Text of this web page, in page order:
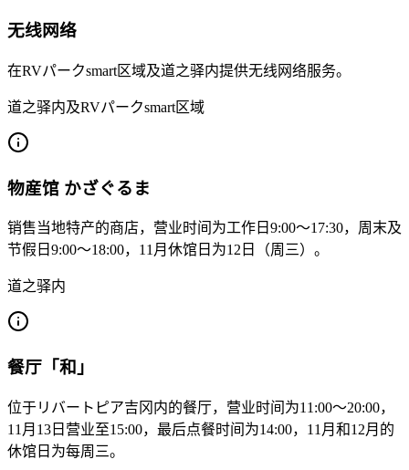
无线网络
在RVパークsmart区域及道之驿内提供无线网络服务。
道之驿内及RVパークsmart区域
物産馆 かざぐるま
销售当地特产的商店，营业时间为工作日9:00～17:30，周末及
节假日9:00～18:00，11月休馆日为12日（周三）。
道之驿内
餐厅「和」
位于リバートピア吉冈内的餐厅，营业时间为11:00～20:00，
11月13日营业至15:00，最后点餐时间为14:00，11月和12月的
休馆日为每周三。